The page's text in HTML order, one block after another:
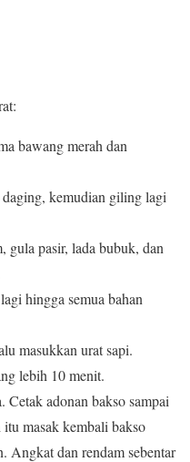
bawang merah dan
daging, kemudian giling lagi
gula pasir, lada bubuk, dan
hingga semua bahan
masukkan urat sapi.
lebih 10 menit.
adonan bakso sampai
itu masak kembali bakso
Angkat dan rendam sebentar